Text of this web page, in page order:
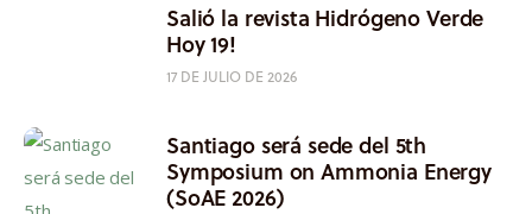
Salió la revista Hidrógeno Verde
Hoy 19!
17 DE JULIO DE 2026
Santiago será sede del 5th
Symposium on Ammonia Energy
(SoAE 2026)